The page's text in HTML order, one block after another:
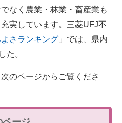
なく農業・林業・畜産業も
実しています。三菱UFJ不
さランキング 」では、県内
た。
のページからご覧くださ